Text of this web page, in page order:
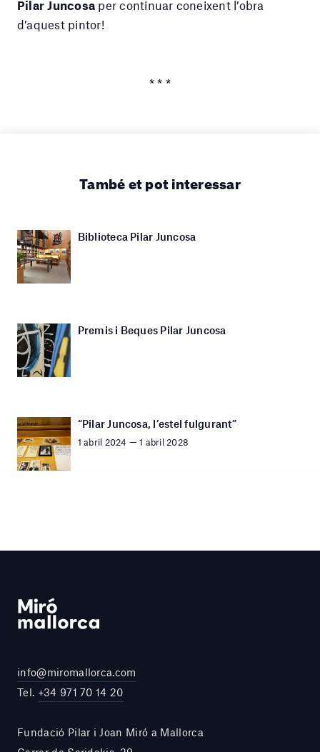
Pilar Juncosa per continuar coneixent l’obra
d’aquest pintor!
* * *
També et pot interessar
Biblioteca Pilar Juncosa
Premis i Beques Pilar Juncosa
“Pilar Juncosa, l’estel fulgurant”
1 abril 2024 — 1 abril 2028
info@miromallorca.com
Tel. +34 971 70 14 20
Fundació Pilar i Joan Miró a Mallorca